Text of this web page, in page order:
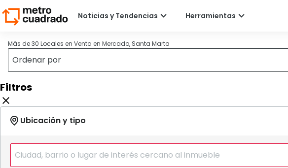
Más de 30 Locales en Venta en Mercado, Santa Marta
Filtros